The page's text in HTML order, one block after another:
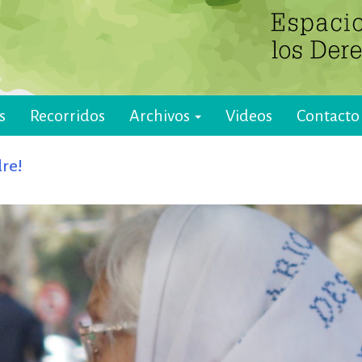
Recorridos Archivos Videos Contacto